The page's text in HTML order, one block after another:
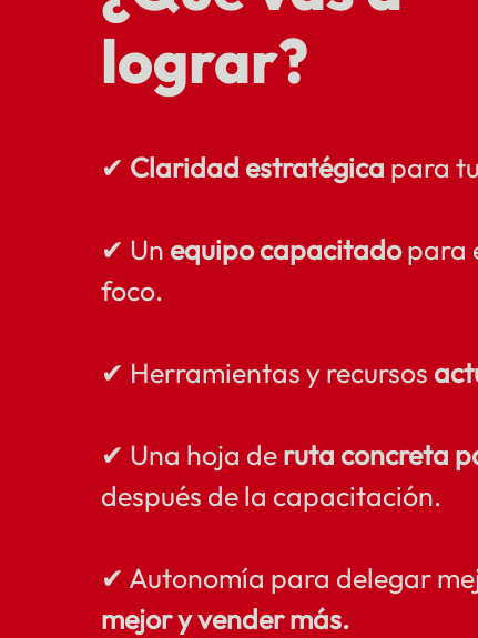
lograr?
✔ Claridad estratégica para
✔ Un equipo capacitadopara
foco.
✔ Herramientas y recursos
✔ Una hoja deruta concreta
después de la capacitación.
✔ Autonomía para delegar
mejor y vender más.